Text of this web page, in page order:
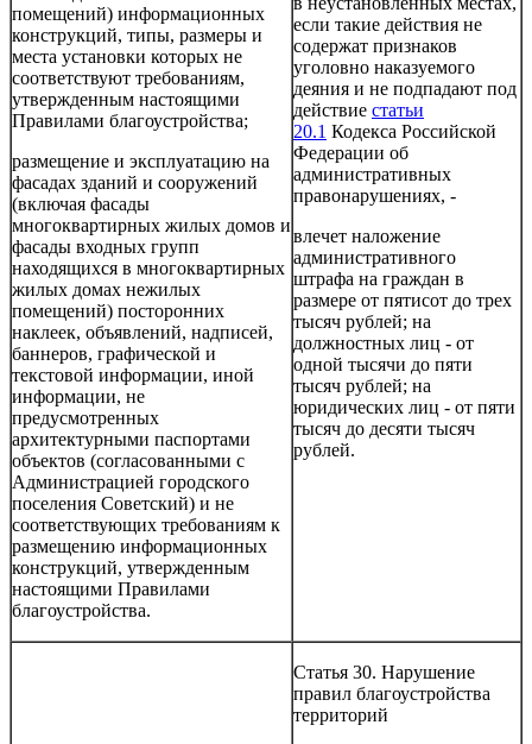
помещений) информационных
конструкций, типы, размеры и
места установки которых не
соответствуют требованиям,
утвержденным настоящими
Правилами благоустройства;
размещение и эксплуатацию на
фасадах зданий и сооружений
(включая фасады
многоквартирных жилых домов и
фасады входных групп
находящихся в многоквартирных
жилых домах нежилых
помещений) посторонних
наклеек, объявлений, надписей,
баннеров, графической и
текстовой информации, иной
информации, не
предусмотренных
архитектурными паспортами
объектов (согласованными с
Администрацией городского
поселения Советский) и не
соответствующих требованиям к
размещению информационных
конструкций, утвержденным
настоящими Правилами
благоустройства.
если такие действия не
содержат признаков
уголовно наказуемого
деяния и не подпадают под
действие статьи
20.1 Кодекса Российской
Федерации об
административных
правонарушениях, -
влечет наложение
административного
штрафа на граждан в
размере от пятисот до трех
тысяч рублей; на
должностных лиц - от
одной тысячи до пяти
тысяч рублей; на
юридических лиц - от пяти
тысяч до десяти тысяч
рублей.
Статья 30. Нарушение
правил благоустройства
территорий